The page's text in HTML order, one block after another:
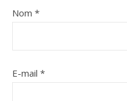
Nom *
E-mail *